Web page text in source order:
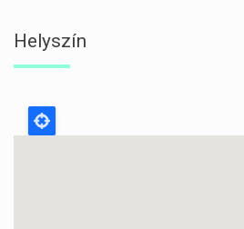
Helyszín